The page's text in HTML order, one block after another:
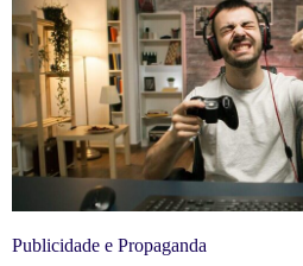
Publicidade e Propaganda